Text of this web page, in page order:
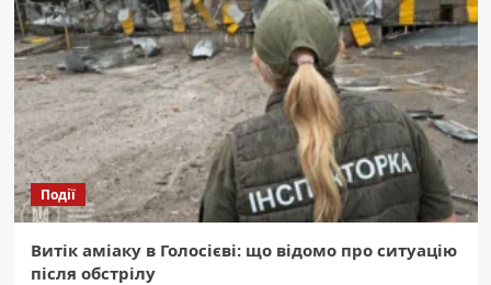
Події
Витік аміаку в Голосієві: що відомо про ситуацію
після обстрілу